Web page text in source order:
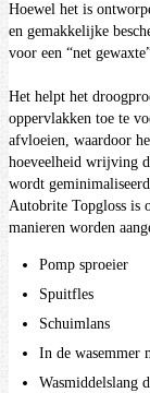
Hoewel het is
en gemakkelijke
voor een “net
Het helpt het
oppervlakken toe te
afvloeien, waardoor
hoeveelheid wrijving
wordt
Autobrite Topgloss is
manieren worden
Pomp sproeier
Spuitfles
Schuimlans
In de wasemmer
Wasmiddelslang